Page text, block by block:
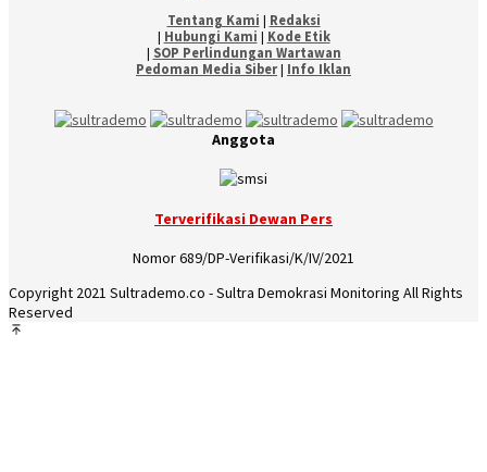
Tentang Kami | Redaksi
| Hubungi Kami | Kode Etik
| SOP Perlindungan Wartawan
Pedoman Media Siber| Info Iklan
Anggota
Terverifikasi Dewan Pers
Nomor 689/DP-Verifikasi/K/IV/2021
Copyright 2021 Sultrademo.co - Sultra Demokrasi Monitoring All Rights
Reserved